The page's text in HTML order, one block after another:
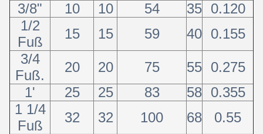
3/8" 10 10 54 35 0.120
1/2
Fuß
15 15 59 40 0.155
3/4
Fuß.
20 20 75 55 0.275
1'
25 25 83 58 0.355
1 1/4
Fuß
32 32 100 68
0.55